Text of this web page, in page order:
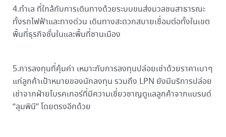
4.ทำเล ที่ใกล้กับการเดินทางด้วยระบบขนส่งมวลชนสาธารณะ
ทั้งรถไฟฟ้าและทางด่วน เดินทางสะดวกสบายเชื่อมต่อทั้งในเขต
พื้นที่ธุรกิจชั้นในและพื้นที่ชานเมือง
5.การลงทุนที่คุ้มค่า เหมาะกับการลงทุนปล่อยเช่าด้วยราคาเบาๆ
แก่ลูกค้าเป้าหมายของนักลงทุน รวมถึง LPN ยังมีบริการปล่อย
เช่าจากฝ่ายโบรคเกอร์ที่มีความเชี่ยวชาญดูแลลูกค้าจากแบรนด์
“ลุมพินี” โดยตรงอีกด้วย